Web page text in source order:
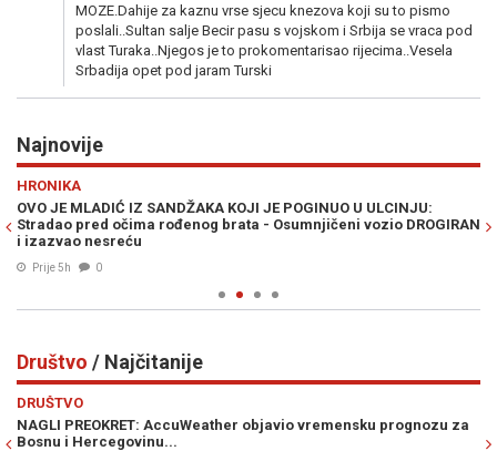
MOZE.Dahije za kaznu vrse sjecu knezova koji su to pismo
poslali..Sultan salje Becir pasu s vojskom i Srbija se vraca pod
vlast Turaka..Njegos je to prokomentarisao rijecima..Vesela
Srbadija opet pod jaram Turski
Najnovije
HRONIKA
OVO JE MLADIĆ IZ SANDŽAKA KOJI JE POGINUO U ULCINJU:
Stradao pred očima rođenog brata - Osumnjičeni vozio DROGIRAN
i izazvao nesreću
Prije 5h 0
Društvo / Najčitanije
DRUŠTVO
NAGLI PREOKRET: AccuWeather objavio vremensku prognozu za
Bosnu i Hercegovinu...